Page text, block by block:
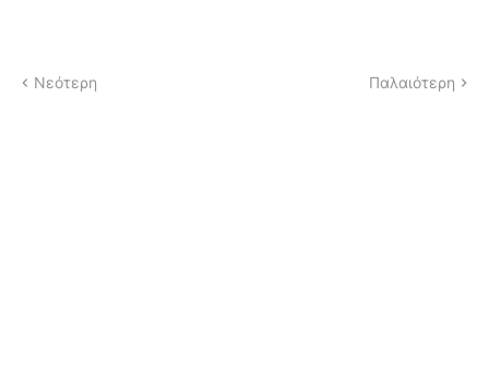
Νεότερη Παλαιότερη